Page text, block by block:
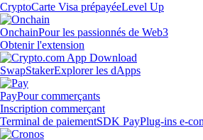
CryptoCarte Visa prépayéeLevel Up
OnchainPour les passionnés de Web3
Obtenir l'extension
SwapStakerExplorer les dApps
PayPour commerçants
Inscription commerçant
Terminal de paiementSDK PayPlug-ins e-